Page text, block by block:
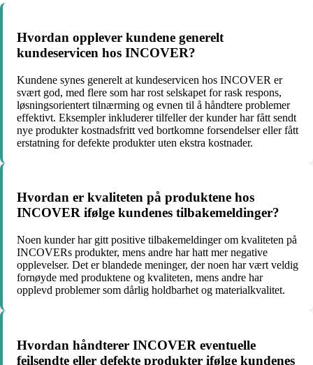
Hvordan opplever kundene generelt
kundeservicen hos INCOVER?
Kundene synes generelt at kundeservicen hos INCOVER er
svært god, med flere som har rost selskapet for rask respons,
løsningsorientert tilnærming og evnen til å håndtere problemer
effektivt. Eksempler inkluderer tilfeller der kunder har fått sendt
nye produkter kostnadsfritt ved bortkomne forsendelser eller fått
erstatning for defekte produkter uten ekstra kostnader.
Hvordan er kvaliteten på produktene hos
INCOVER ifølge kundenes tilbakemeldinger?
Noen kunder har gitt positive tilbakemeldinger om kvaliteten på
INCOVERs produkter, mens andre har hatt mer negative
opplevelser. Det er blandede meninger, der noen har vært veldig
fornøyde med produktene og kvaliteten, mens andre har
opplevd problemer som dårlig holdbarhet og materialkvalitet.
Hvordan håndterer INCOVER eventuelle
feilsendte eller defekte produkter ifølge kundenes